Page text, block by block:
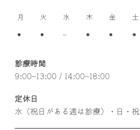
月 火 水 木 金 土
● ● – ● ● ●
診療時間
9:00~13:00 / 14:00~18:00
定休日
水（祝日がある週は診療）・日・祝